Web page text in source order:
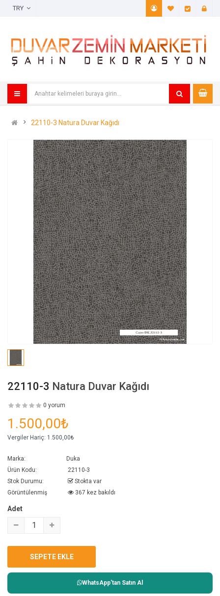
A. Listem
22110-3 Natura Duvar Kağıdı
22110-3 Natura Duvar Kağıdı
0 yorum
1.500,00₺
Vergiler Hariç: 1.500,00₺
Marka:
Duka
Ürün Kodu:
22110-3
Stok Durumu:
Stokta var
Görüntülenmiş
367 kez bakıldı
Adet
WhatsApp'tan Satın Al